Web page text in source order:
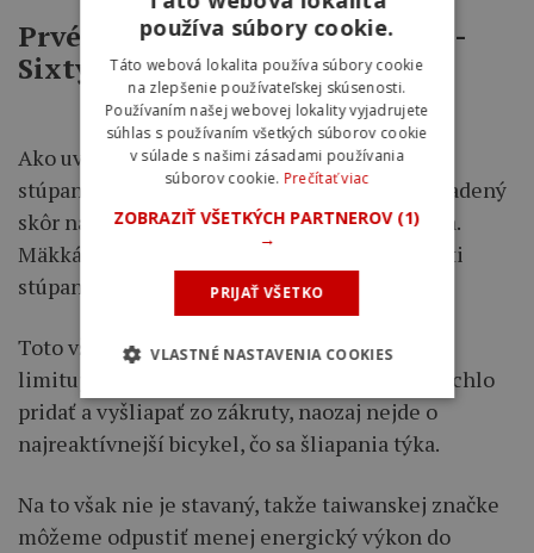
Prvé dojmy z jazdy Merida One-
Sixty FR 600
Ako uvádza Merida, bicykel nebol stavaný na
stúpanie, s pružinovým tlmičom, ktorý je vyladený
skôr na hladké dopady, než na strmé stúpania.
Mäkká zmes a ťažké pneumatiky, tiež ľahkosti
stúpania nepridávajú.
Toto všetko vás do istej miery pri výstupoch
limituje, taktiež to pocítite ak potrebujete rýchlo
pridať a vyšliapať zo zákruty, naozaj nejde o
najreaktívnejší bicykel, čo sa šliapania týka.
Na to však nie je stavaný, takže taiwanskej značke
môžeme odpustiť menej energický výkon do
používa súbory cookie.
Táto webová lokalita používa súbory cookie
na zlepšenie používateľskej skúsenosti.
Používaním našej webovej lokality vyjadrujete
súhlas s používaním všetkých súborov cookie
v súlade s našimi zásadami používania
súborov cookie. Prečítať viac
ZOBRAZIŤ VŠETKÝCH PARTNEROV (1)
→
PRIJAŤ VŠETKO
VLASTNÉ NASTAVENIA COOKIES